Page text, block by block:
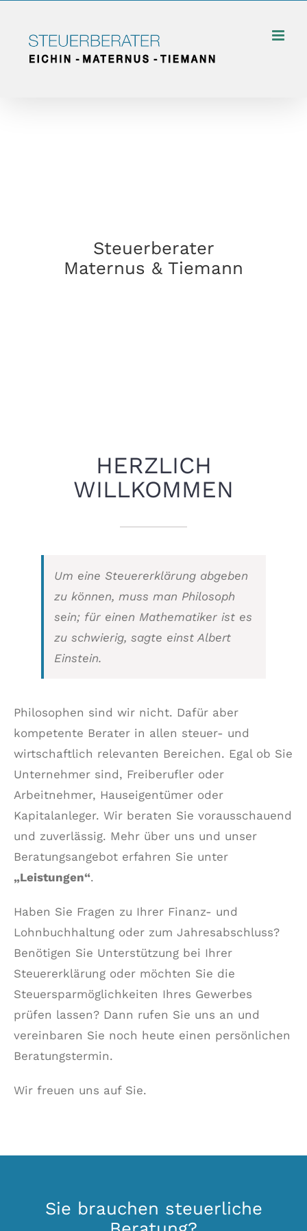
springen
Steuerberater
Maternus & Tiemann
HERZLICH
WILLKOMMEN
Um eine Steuererklärung abgeben
zu können, muss man Philosoph
sein; für einen Mathematiker ist es
zu schwierig, sagte einst Albert
Einstein.
Philosophen sind wir nicht. Dafür aber
kompetente Berater in allen steuer- und
wirtschaftlich relevanten Bereichen. Egal ob Sie
Unternehmer sind, Freiberufler oder
Arbeitnehmer, Hauseigentümer oder
Kapitalanleger. Wir beraten Sie vorausschauend
und zuverlässig. Mehr über uns und unser
Beratungsangebot erfahren Sie unter
„Leistungen“.
Haben Sie Fragen zu Ihrer Finanz- und
Lohnbuchhaltung oder zum Jahresabschluss?
Benötigen Sie Unterstützung bei Ihrer
Steuererklärung oder möchten Sie die
Steuersparmöglichkeiten Ihres Gewerbes
prüfen lassen? Dann rufen Sie uns an und
vereinbaren Sie noch heute einen persönlichen
Beratungstermin.
Wir freuen uns auf Sie.
Sie brauchen steuerliche